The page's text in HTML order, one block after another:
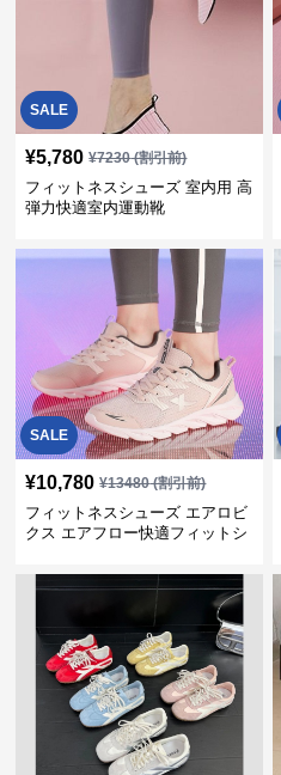
SALE
¥5,780 ¥7230(割引前)
フィットネスシューズ 室内用 高
弾力快適室内運動靴
SALE
¥10,780 ¥13480(割引前)
フィットネスシューズ エアロビ
クス エアフロー快適フィットシ